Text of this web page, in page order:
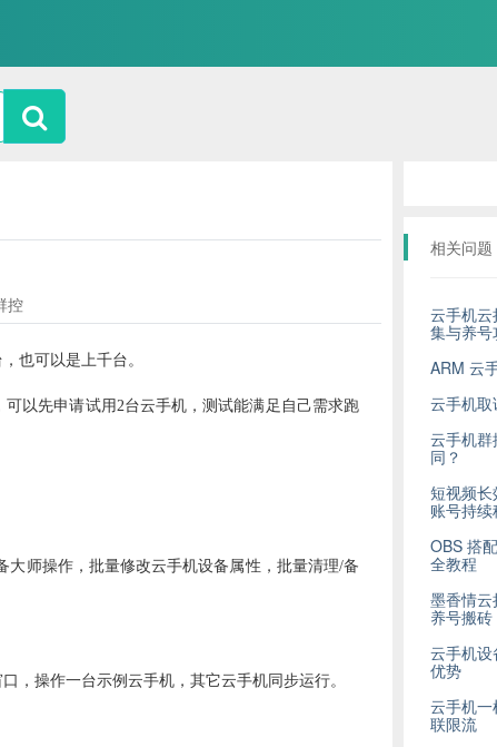
相关问题
云手机
集与养号
ARM 云
云手机
云手机
同？
短视频
账号持
OBS 搭
全教程
墨香情
养号搬砖
云手机
优势
云手机
联限流
控
也可以是上千台。
可以先申请试用2台云手机，测试能满足自己需求跑
大师操作，批量修改云手机设备属性，批量清理/备
，操作一台示例云手机，其它云手机同步运行。